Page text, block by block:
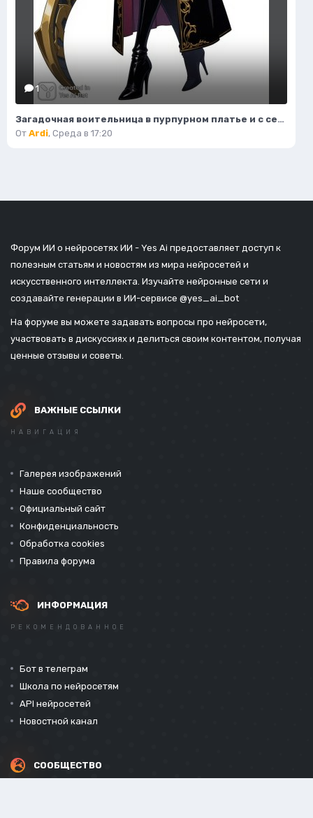
1
Загадочная воительница в пурпурном платье и с серповидным клинком. Нейронная сеть Flux 1
От Ardi, Среда в 17:20
Форум ИИ о нейросетях ИИ - Yes Ai предоставляет доступ к
полезным статьям и новостям из мира нейросетей и
искусственного интеллекта. Изучайте нейронные сети и
создавайте генерации в ИИ-сервисе @yes_ai_bot
На форуме вы можете задавать вопросы про нейросети,
участвовать в дискуссиях и делиться своим контентом, получая
ценные отзывы и советы.
ВАЖНЫЕ ССЫЛКИ
НАВИГАЦИЯ
Галерея изображений
Наше сообщество
Официальный сайт
Конфиденциальность
Обработка cookies
Правила форума
ИНФОРМАЦИЯ
РЕКОМЕНДОВАННОЕ
Бот в телеграм
Школа по нейросетям
API нейросетей
Новостной канал
СООБЩЕСТВО